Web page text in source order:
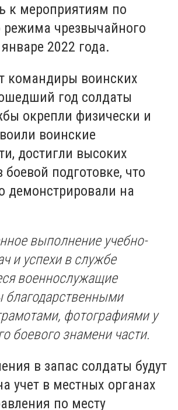
к мероприятиям по
чрезвычайного
2022 года.
командиры воинских
год солдаты
окрепли физически и
воинские
достигли высоких
боевой подготовке, что
демонстрировали на
выполнение учебно-
и успехи в службе
военнослужащие
благодарственными
фотографиями у
боевого знамени части.
в запас солдаты будут
учет в местных органах
по месту